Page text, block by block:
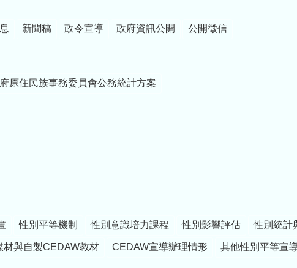
新聞稿 政令宣導 政府資訊公開 公開徵信
原住民族事務委員會公務統計方案
性別平等機制 性別意識培力課程 性別影響評估 性別統計
材與自製CEDAW教材 CEDAW宣導辦理情形 其他性別平等宣